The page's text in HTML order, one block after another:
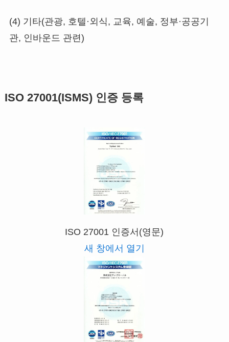
(4) 기타(관광, 호텔·외식, 교육, 예술, 정부·공공기
관, 인바운드 관련)
ISO 27001(ISMS) 인증 등록
ISO 27001 인증서(영문)
새 창에서 열기